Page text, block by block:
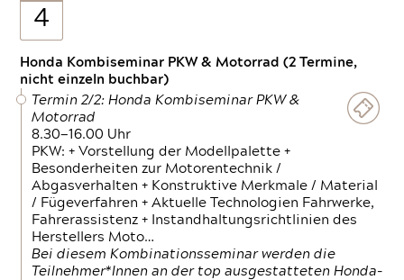
4
Honda Kombiseminar PKW & Motorrad (2 Termine,
nicht einzeln buchbar)
Termin 2/2: Honda Kombiseminar PKW &
Motorrad
8.30—16.00 Uhr
PKW: + Vorstellung der Modellpalette +
Besonderheiten zur Motorentechnik /
Abgasverhalten + Konstruktive Merkmale / Material
/ Fügeverfahren + Aktuelle Technologien Fahrwerke,
Fahrerassistenz + Instandhaltungsrichtlinien des
Herstellers Moto…
Bei diesem Kombinationsseminar werden die
Teilnehmer*Innen an der top ausgestatteten Honda-